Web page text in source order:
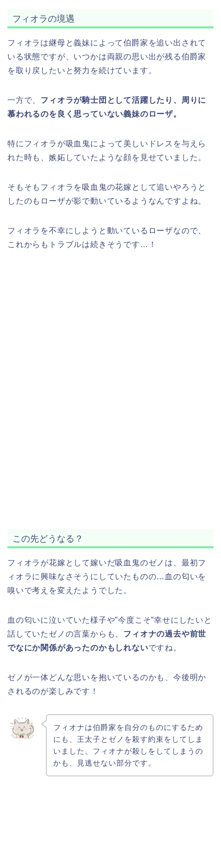
フィオラの境遇
フィオラは継母と義妹によって伯爵家を追い出されて
いる状態ですが、いつかは両親の思い出が残る伯爵家
を取り戻したいと努力を続けています。
一方で、 フィオラが騎士団として活躍したり、周りに
慕われるのを良く思っていない義妹のローザ。
特にフィオラが吸血鬼によって美しいドレスを与えら
れた時も、嫉妬していたような顔を見せていました。
そもそもフィオラを吸血鬼の花嫁として追いやろうと
したのもローザが影で動いているようなんですよね。
フィオラを不幸にしようと動いているローザなので、
これからもトラブルは続きそうです…！
この先どうなる？
フィオラが花嫁として嫁いだ吸血鬼のゼノは、最初フ
ィオラに興味なさそうにしていたものの…血の匂いを
嗅いで考えを変えたようでした。
血の匂いに泣いていた様子や”今度こそ”幸せにしたいと
話していたゼノの言葉からも、 フィオナの過去や前世
でなにか関係があったのかもしれないですね。
ゼノが一体どんな思いを抱いているのかも、今後明か
されるのが楽しみです！
フィオナは伯爵家を自分のものにするため
にも、王太子とゼノを殺す約束をしてしま
いました。フィオナが殺しをしてしまうの
かも、見逃せない部分です。